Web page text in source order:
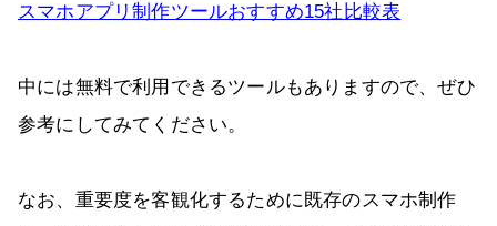
スマホアプリ制作ツールおすすめ15社比較表
中には無料で利用できるツールもありますので、ぜひ
参考にしてみてください。
なお、重要度を客観化するために既存のスマホ制作